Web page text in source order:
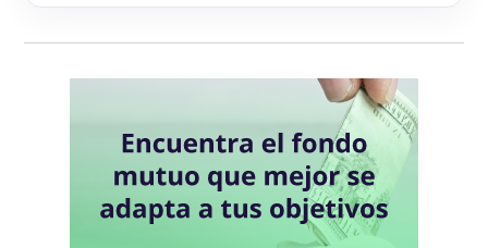
Blum Bonos Globales
Blum Deuda Privada Global
Blum Renta Global